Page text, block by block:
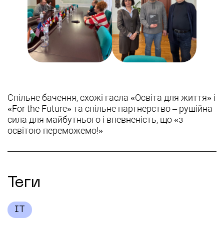
Спільне бачення, схожі гасла «Освіта для життя» і
«For the Future» та спільне партнерство – рушійна
сила для майбутнього і впевненість, що «з
освітою переможемо!»
Теги
IT